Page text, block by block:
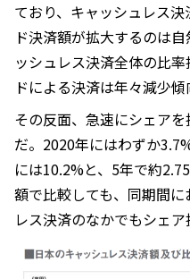
ており、キャッシュレス
ド決済額が拡大するのは
ッシュレス決済全体の比
ドによる決済は年々減少傾
その反面、急速にシェア
だ。2020年にはわずか
には10.2%と、5年で約
額で比較しても、同期間
レス決済のなかでもシェア